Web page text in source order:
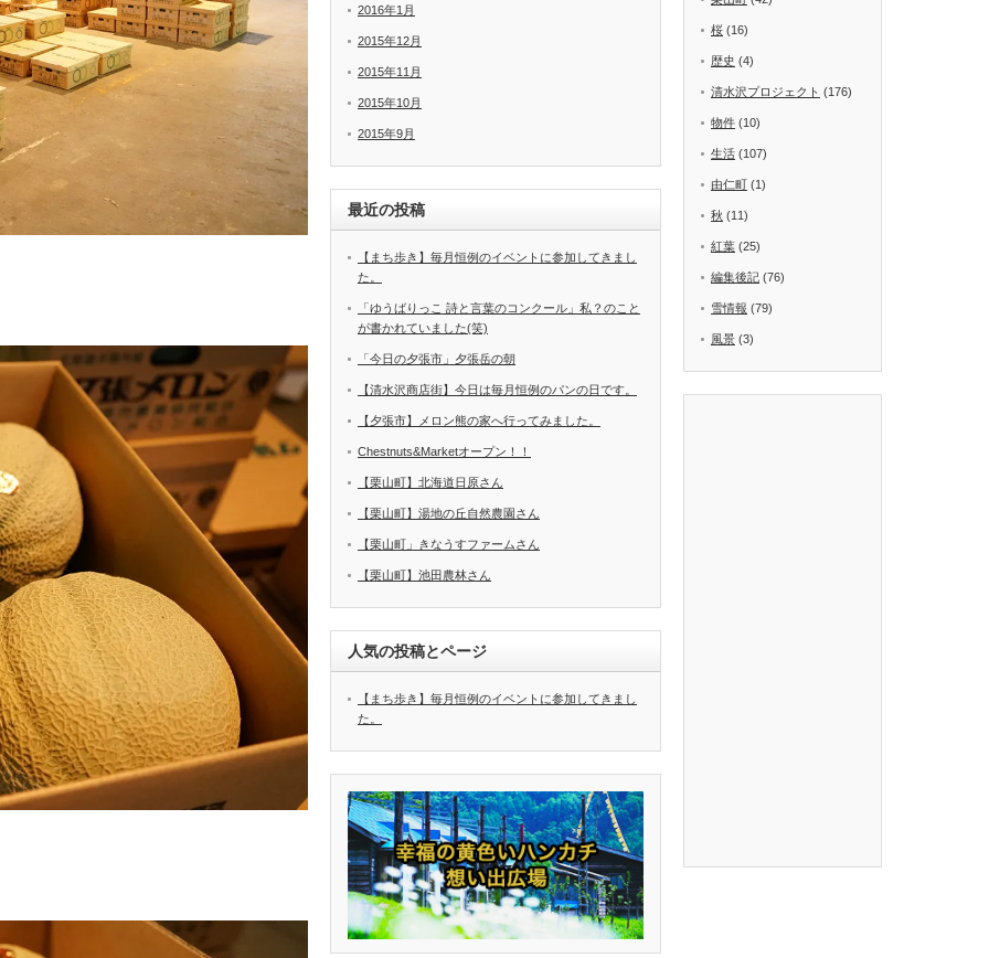
2016年1月
2015年12月
2015年11月
2015年10月
2015年9月
最近の投稿
【まち歩き】毎月恒例のイベントに参加してきまし
た。
「ゆうばりっこ 詩と言葉のコンクール」私？のこと
が書かれていました(笑)
「今日の夕張市」夕張岳の朝
【清水沢商店街】今日は毎月恒例のパンの日です。
【夕張市】メロン熊の家へ行ってみました。
Chestnuts&Marketオープン！！
【栗山町】北海道日原さん
【栗山町】湯地の丘自然農園さん
【栗山町」きなうすファームさん
【栗山町】池田農林さん
人気の投稿とページ
【まち歩き】毎月恒例のイベントに参加してきまし
た。
桜 (16)
歴史 (4)
清水沢プロジェクト (176)
物件 (10)
生活 (107)
由仁町 (1)
秋 (11)
紅葉 (25)
編集後記 (76)
雪情報 (79)
風景 (3)